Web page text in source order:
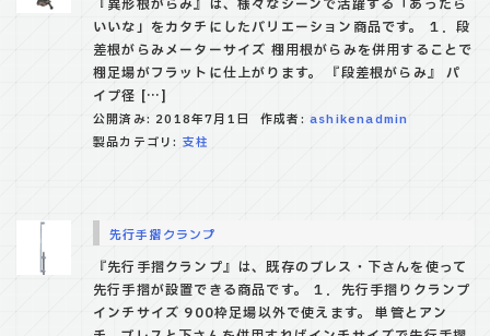
『異形根がらみ』は、様々なシーンで活躍する「あったら
いいな」をカタチにしたバリエーション商品です。 １．段
差根がらみメーターサイズ 棚用根がらみを併用することで
棚足場がフラットに仕上がります。 『段差根がらみ』 パ
イプ径 […]
公開済み: 2018年7月1日 作成者: ashikenadmin
製品カテゴリ: 支柱
先行手摺クランプ
『先行手摺クランプ』は、既存のブレス・下さんを使って
先行手摺が設置できる商品です。 １．先行手摺りクランプ
インチサイズ 900枠足場以外で使えます。 単管とアン